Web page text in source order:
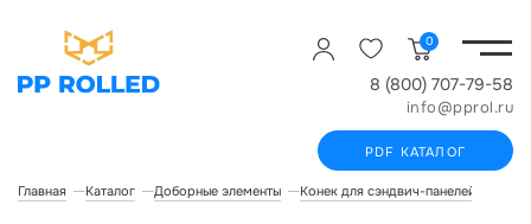
0
8 (800) 707-79-58
info@pprol.ru
PDF КАТАЛОГ
Главная Каталог Доборные элементы Конек для сэндвич-панелей